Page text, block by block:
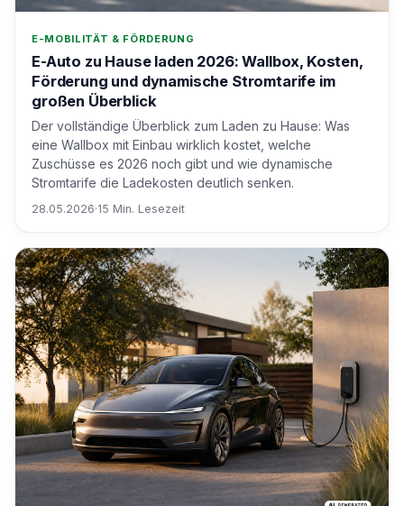
E-MOBILITÄT & FÖRDERUNG
E-Auto zu Hause laden 2026: Wallbox, Kosten,
Förderung und dynamische Stromtarife im
großen Überblick
Der vollständige Überblick zum Laden zu Hause: Was
eine Wallbox mit Einbau wirklich kostet, welche
Zuschüsse es 2026 noch gibt und wie dynamische
Stromtarife die Ladekosten deutlich senken.
28.05.2026·15 Min. Lesezeit